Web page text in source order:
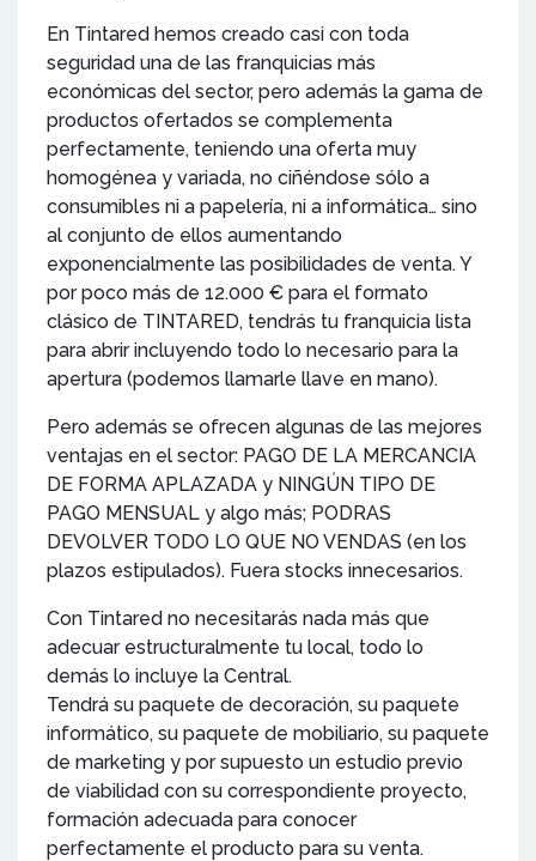
En Tintared hemos creado casi con toda
seguridad una de las franquicias más
económicas del sector, pero además la gama de
productos ofertados se complementa
perfectamente, teniendo una oferta muy
homogénea y variada, no ciñéndose sólo a
consumibles ni a papelería, ni a informática… sino
al conjunto de ellos aumentando
exponencialmente las posibilidades de venta. Y
por poco más de 12.000 € para el formato
clásico de TINTARED, tendrás tu franquicia lista
para abrir incluyendo todo lo necesario para la
apertura (podemos llamarle llave en mano).
Pero además se ofrecen algunas de las mejores
ventajas en el sector: PAGO DE LA MERCANCIA
DE FORMA APLAZADA y NINGÚN TIPO DE
PAGO MENSUAL y algo más; PODRAS
DEVOLVER TODO LO QUE NO VENDAS (en los
plazos estipulados). Fuera stocks innecesarios.
Con Tintared no necesitarás nada más que
adecuar estructuralmente tu local, todo lo
demás lo incluye la Central.
Tendrá su paquete de decoración, su paquete
informático, su paquete de mobiliario, su paquete
de marketing y por supuesto un estudio previo
de viabilidad con su correspondiente proyecto,
formación adecuada para conocer
perfectamente el producto para su venta.